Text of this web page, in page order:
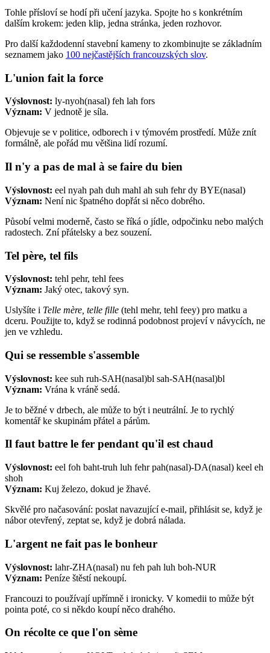
Tohle přísloví se hodí při učení jazyka. Spojte ho s konkrétním
dalším krokem: jeden klip, jedna stránka, jeden rozhovor.
Pro další každodenní stavební kameny to zkombinujte se základním
seznamem jako 100 nejčastějších francouzských slov.
L'union fait la force
Výslovnost: ly-nyoh(nasal) feh lah fors
Význam: V jednotě je síla.
Objevuje se v politice, odborech i v týmovém prostředí. Může znít
formálně, ale pořád mu většina lidí rozumí.
Il n'y a pas de mal à se faire du bien
Výslovnost: eel nyah pah duh mahl ah suh fehr dy BYE(nasal)
Význam: Není nic špatného dopřát si něco dobrého.
Působí velmi moderně, často se říká o jídle, odpočinku nebo malých
radostech. Zní přátelsky a bez souzení.
Tel père, tel fils
Výslovnost: tehl pehr, tehl fees
Význam: Jaký otec, takový syn.
Uslyšíte i Telle mère, telle fille (tehl mehr, tehl feey) pro matku a
dceru. Použijte to, když se rodinná podobnost projeví v návycích, ne
jen ve vzhledu.
Qui se ressemble s'assemble
Výslovnost: kee suh ruh-SAH(nasal)bl sah-SAH(nasal)bl
Význam: Vrána k vráně sedá.
Je to běžné v drbech, ale může to být i neutrální. Je to rychlý
komentář ke skupinám přátel a párům.
Il faut battre le fer pendant qu'il est chaud
Výslovnost: eel foh baht-truh luh fehr pah(nasal)-DA(nasal) keel eh
shoh
Význam: Kuj železo, dokud je žhavé.
Skvělé pro načasování: poslat navazující e-mail, přihlásit se, když je
nábor otevřený, zeptat se, když je dobrá nálada.
L'argent ne fait pas le bonheur
Výslovnost: lahr-ZHA(nasal) nu feh pah luh boh-NUR
Význam: Peníze štěstí nekoupí.
Francouzi to používají upřímně i ironicky. V komedii to může být
pointa poté, co si někdo koupí něco drahého.
On récolte ce que l'on sème